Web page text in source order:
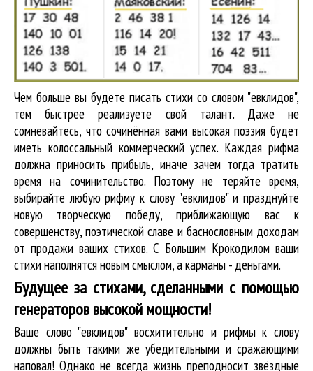
Чем больше вы будете писать стихи со словом "евклидов",
тем быстрее реализуете свой талант. Даже не
сомневайтесь, что сочинённая вами высокая поэзия будет
иметь колоссальный коммерческий успех. Каждая рифма
должна приносить прибыль, иначе зачем тогда тратить
время на сочинительство. Поэтому не теряйте время,
выбирайте любую рифму к слову "евклидов" и празднуйте
новую творческую победу, приближающую вас к
совершенству, поэтической славе и баснословным доходам
от продажи ваших стихов. С Большим Крокодилом ваши
стихи наполнятся новым смыслом, а карманы - деньгами.
Будущее за стихами, сделанными с помощью
генераторов высокой мощности!
Ваше слово "евклидов" восхитительно и рифмы к слову
должны быть такими же убедительными и сражающими
наповал! Однако не всегда жизнь преподносит звёздные